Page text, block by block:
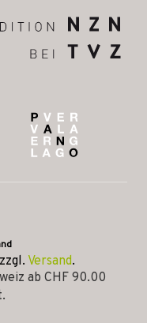
Versand.
ab CHF 90.00